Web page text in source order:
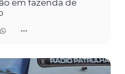
em fazenda de